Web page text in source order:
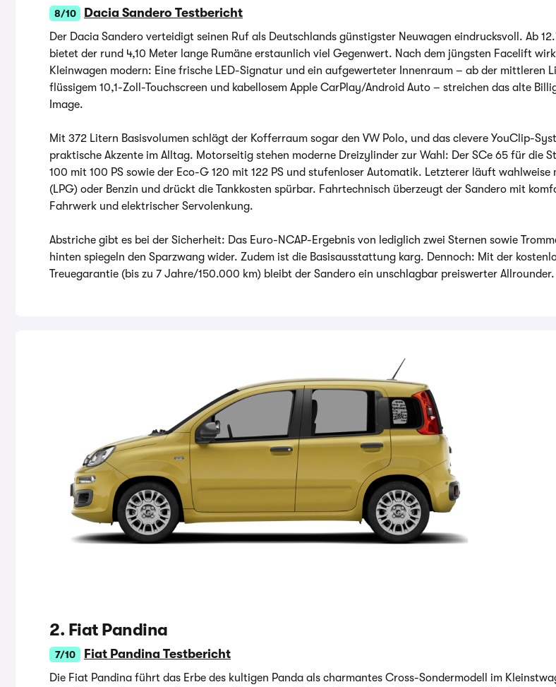
8/10 Dacia Sandero Testbericht
Der Dacia Sandero verteidigt seinen Ruf als Deutschlands günstigster Neuwagen eindrucksvoll. Ab
bietet der rund 4,10 Meter lange Rumäne erstaunlich viel Gegenwert. Nach dem jüngsten Facelift
Kleinwagen modern: Eine frische LED-Signatur und ein aufgewerteter Innenraum – ab der mittleren
flüssigem 10,1-Zoll-Touchscreen und kabellosem Apple CarPlay/Android Auto – streichen das alte
Image.
Mit 372 Litern Basisvolumen schlägt der Kofferraum sogar den VW Polo, und das clevere YouClip-
praktische Akzente im Alltag. Motorseitig stehen moderne Dreizylinder zur Wahl: Der SCe 65 für die
100 mit 100 PS sowie der Eco-G 120 mit 122 PS und stufenloser Automatik. Letzterer läuft wahlweise
(LPG) oder Benzin und drückt die Tankkosten spürbar. Fahrtechnisch überzeugt der Sandero mit
Fahrwerk und elektrischer Servolenkung.
Abstriche gibt es bei der Sicherheit: Das Euro-NCAP-Ergebnis von lediglich zwei Sternen sowie
hinten spiegeln den Sparzwang wider. Zudem ist die Basisausstattung karg. Dennoch: Mit der
Treuegarantie (bis zu 7 Jahre/150.000 km) bleibt der Sandero ein unschlagbar preiswerter Allrounder.
2. Fiat Pandina
7/10 Fiat Pandina Testbericht
Die Fiat Pandina führt das Erbe des kultigen Panda als charmantes Cross-Sondermodell im